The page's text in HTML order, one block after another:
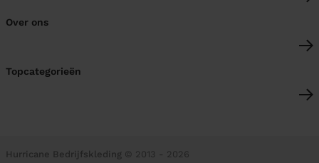
Over ons
Topcategorieën
Hurricane Bedrijfskleding © 2013 - 2026